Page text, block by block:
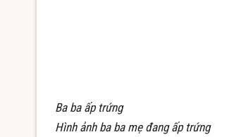
Ba ba ấp trứng
Hình ảnh ba ba mẹ đang ấp trứng